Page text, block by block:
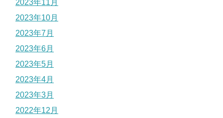
2023年11月
2023年10月
2023年7月
2023年6月
2023年5月
2023年4月
2023年3月
2022年12月